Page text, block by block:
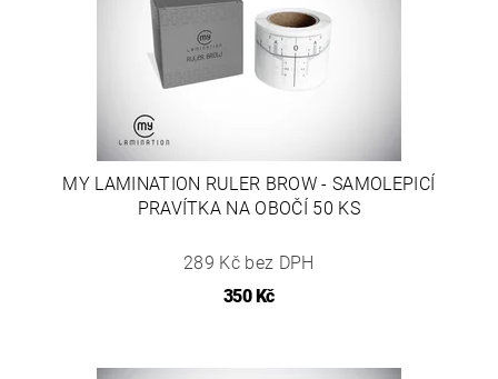
MY LAMINATION RULER BROW - SAMOLEPICÍ
PRAVÍTKA NA OBOČÍ 50 KS
289 Kč bez DPH
350 Kč